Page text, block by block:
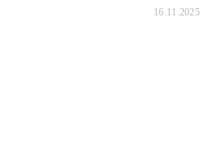
16.11.2025